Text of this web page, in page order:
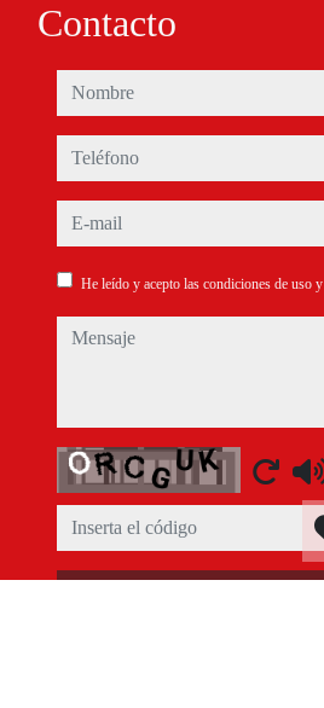
Contacto
nombre
teléfono
e-mail
He leído y acepto las condiciones de uso y
mensaje
Captcha